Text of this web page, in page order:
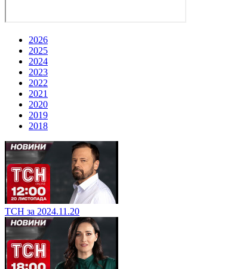
2026
2025
2024
2023
2022
2021
2020
2019
2018
ТСН за 2024.11.20